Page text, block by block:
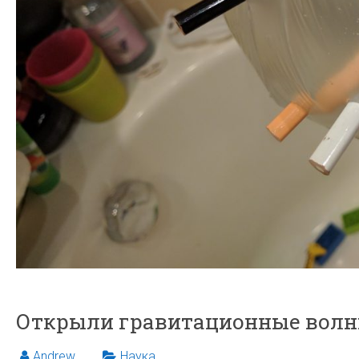
Открыли гравитационные